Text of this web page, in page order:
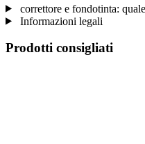
correttore e fondotinta:
Informazioni legali
Prodotti consigliati